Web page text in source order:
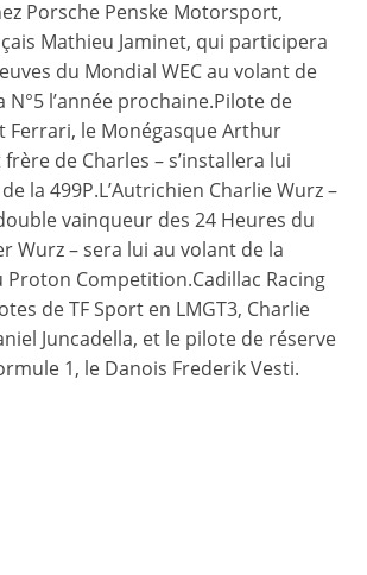
Porsche Penske Motorsport,
Mathieu Jaminet, qui participera
du Mondial WEC au volant de
N°5 l’année prochaine.Pilote de
Ferrari, le Monégasque Arthur
frère de Charles – s’installera lui
la 499P.L’Autrichien Charlie Wurz –
vainqueur des 24 Heures du
Wurz – sera lui au volant de la
Proton Competition.Cadillac Racing
de TF Sport en LMGT3, Charlie
Juncadella, et le pilote de réserve
1, le Danois Frederik Vesti.